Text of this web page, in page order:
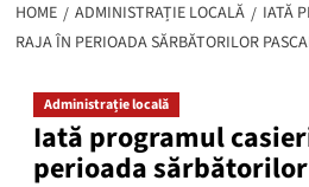
HOME ADMINISTRAȚIE LOCALĂ
IATĂ
RAJA ÎN PERIOADA SĂRBĂTORILOR
Administrație locală
Iată programul
perioada sărbătorilor